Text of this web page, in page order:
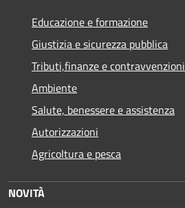
Educazione e formazione
Giustizia e sicurezza pubblica
Tributi,finanze e contravvenzioni
Ambiente
Salute, benessere e assistenza
Autorizzazioni
Agricoltura e pesca
NOVITÀ